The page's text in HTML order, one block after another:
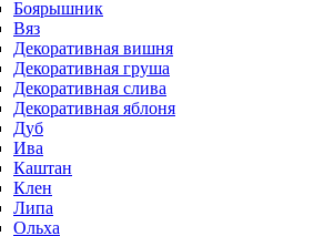
Боярышник
Вяз
Декоративная вишня
Декоративная груша
Декоративная слива
Декоративная яблоня
Дуб
Ива
Каштан
Клен
Липа
Ольха